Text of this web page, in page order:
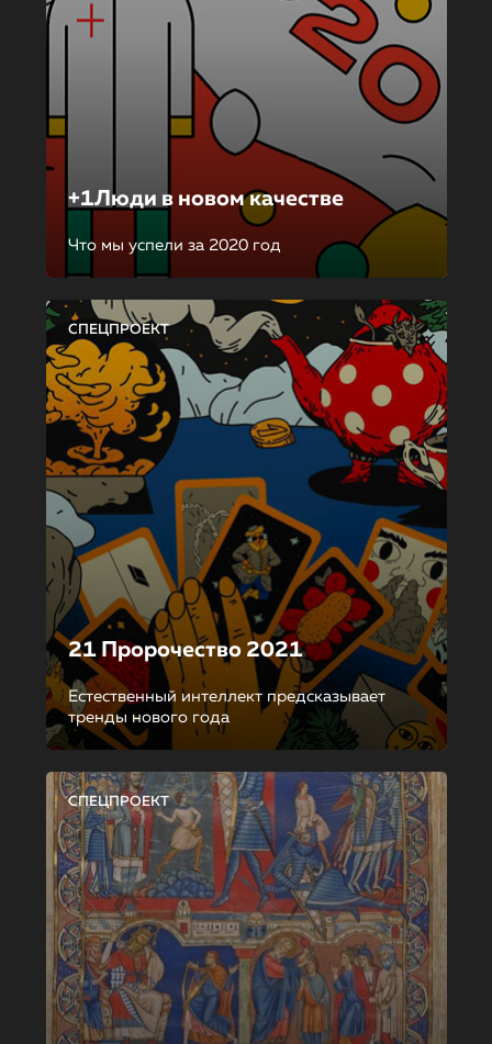
+1Люди в новом качестве
Что мы успели за 2020 год
СПЕЦПРОЕКТ
21 Пророчество 2021
Естественный интеллект предсказывает
тренды нового года
СПЕЦПРОЕКТ